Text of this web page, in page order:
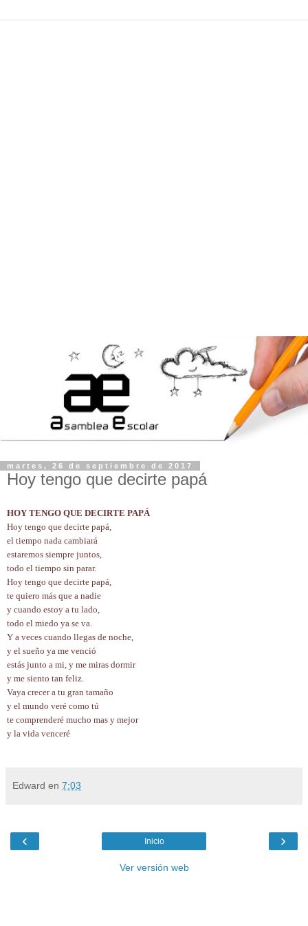
martes, 26 de septiembre de 2017
Hoy tengo que decirte papá
HOY TENGO QUE DECIRTE PAPÁ
Hoy tengo que decirte papá,
el tiempo nada cambiará
estaremos siempre juntos,
todo el tiempo sin parar.
Hoy tengo que decirte papá,
te quiero más que a nadie
y cuando estoy a tu lado,
todo el miedo ya se va.
Y a veces cuando llegas de noche,
y el sueño ya me venció
estás junto a mi, y me miras dormir
y me siento tan feliz.
Vaya crecer a tu gran tamaño
y el mundo veré como tú
te comprenderé mucho mas y mejor
y la vida venceré
Edward en 7:03
‹ ›
Inicio
Ver versión web